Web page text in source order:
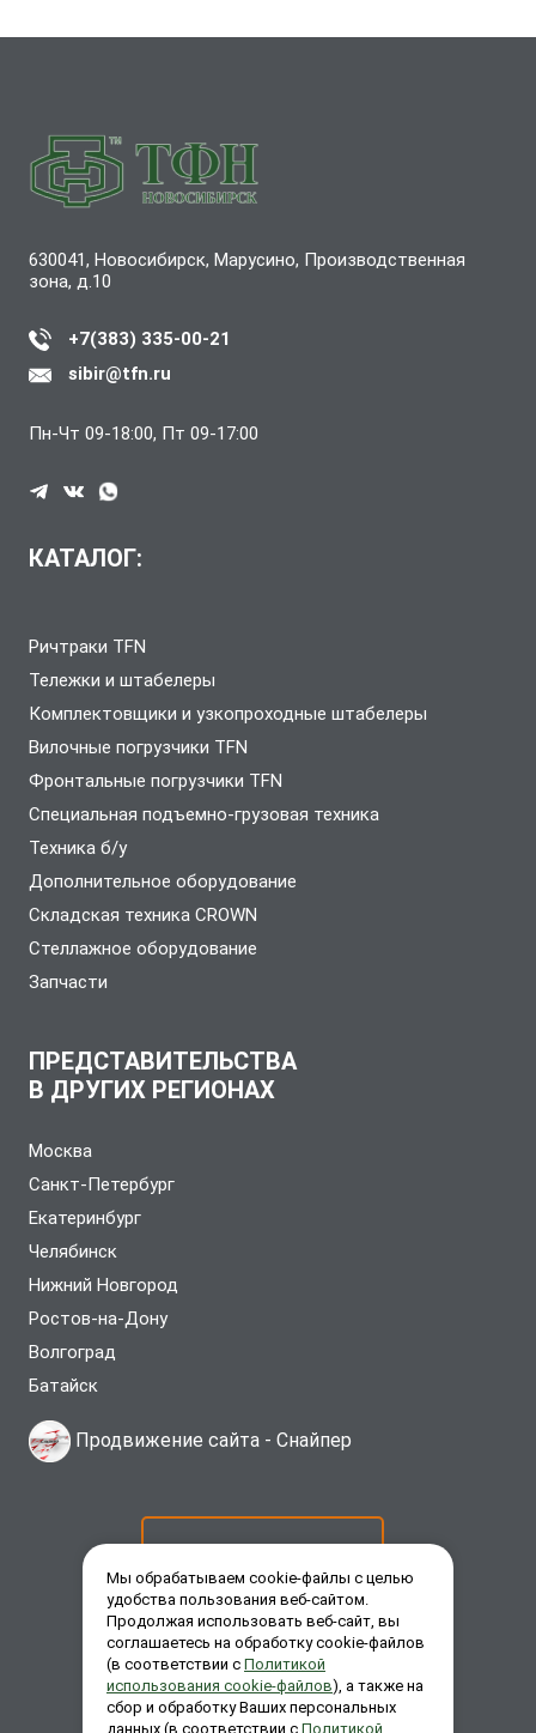
630041, Новосибирск, Марусино, Производственная
зона, д.10
+7(383) 335-00-21
sibir@tfn.ru
Пн-Чт 09-18:00, Пт 09-17:00
КАТАЛОГ:
Ричтраки TFN
Тележки и штабелеры
Комплектовщики и узкопроходные штабелеры
Вилочные погрузчики TFN
Фронтальные погрузчики TFN
Специальная подъемно-грузовая техника
Техника б/у
Дополнительное оборудование
Складская техника CROWN
Стеллажное оборудование
Запчасти
ПРЕДСТАВИТЕЛЬСТВА
В ДРУГИХ РЕГИОНАХ
Москва
Санкт-Петербург
Екатеринбург
Челябинск
Нижний Новгород
Ростов-на-Дону
Волгоград
Батайск
Продвижение сайта - Снайпер
ЗАКАЗАТЬ ЗВОНОК
Мы обрабатываем cookie-файлы с целью
удобства пользования веб-сайтом.
Продолжая использовать веб-сайт, вы
соглашаетесь на обработку cookie-файлов
(в соответствии с Политикой
использования cookie-файлов), а также на
сбор и обработку Ваших персональных
данных (в соответствии с Политикой